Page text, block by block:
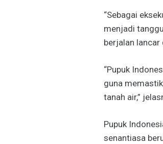
“Sebagai
menjadi
berjalan lancar
“Pupuk
guna
tanah air,”
Pupuk
senantiasa